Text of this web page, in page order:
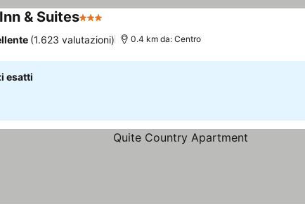
& Suites3 Stelle
(1.623 valutazioni) 0.4 km da: Centro
esatti